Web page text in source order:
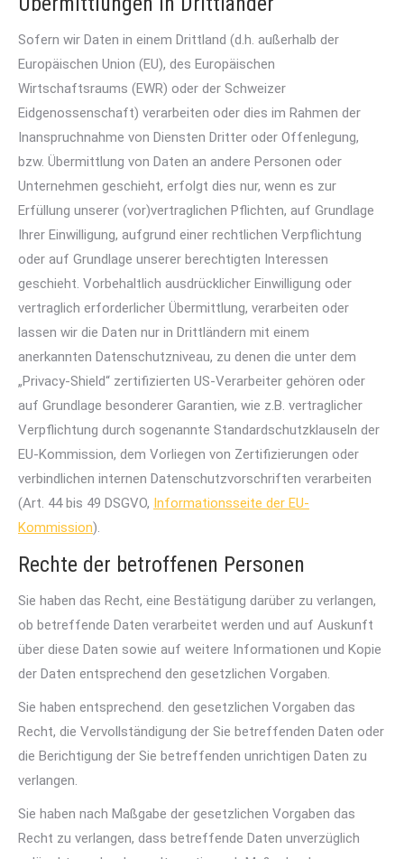
Sofern wir Daten in einem Drittland (d.h. außerhalb der
Europäischen Union (EU), des Europäischen
Wirtschaftsraums (EWR) oder der Schweizer
Eidgenossenschaft) verarbeiten oder dies im Rahmen der
Inanspruchnahme von Diensten Dritter oder Offenlegung,
bzw. Übermittlung von Daten an andere Personen oder
Unternehmen geschieht, erfolgt dies nur, wenn es zur
Erfüllung unserer (vor)vertraglichen Pflichten, auf Grundlage
Ihrer Einwilligung, aufgrund einer rechtlichen Verpflichtung
oder auf Grundlage unserer berechtigten Interessen
geschieht. Vorbehaltlich ausdrücklicher Einwilligung oder
vertraglich erforderlicher Übermittlung, verarbeiten oder
lassen wir die Daten nur in Drittländern mit einem
anerkannten Datenschutzniveau, zu denen die unter dem
„Privacy-Shield“ zertifizierten US-Verarbeiter gehören oder
auf Grundlage besonderer Garantien, wie z.B. vertraglicher
Verpflichtung durch sogenannte Standardschutzklauseln der
EU-Kommission, dem Vorliegen von Zertifizierungen oder
verbindlichen internen Datenschutzvorschriften verarbeiten
(Art. 44 bis 49 DSGVO, Informationsseite der EU-
Kommission).
Rechte der betroffenen Personen
Sie haben das Recht, eine Bestätigung darüber zu verlangen,
ob betreffende Daten verarbeitet werden und auf Auskunft
über diese Daten sowie auf weitere Informationen und Kopie
der Daten entsprechend den gesetzlichen Vorgaben.
Sie haben entsprechend. den gesetzlichen Vorgaben das
Recht, die Vervollständigung der Sie betreffenden Daten oder
die Berichtigung der Sie betreffenden unrichtigen Daten zu
verlangen.
Sie haben nach Maßgabe der gesetzlichen Vorgaben das
Recht zu verlangen, dass betreffende Daten unverzüglich